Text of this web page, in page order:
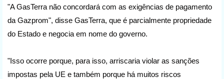
"A GasTerra não concordará com as exigências de pagamento
da Gazprom", disse GasTerra, que é parcialmente propriedade
do Estado e negocia em nome do governo.
"Isso ocorre porque, para isso, arriscaria violar as sanções
impostas pela UE e também porque há muitos riscos